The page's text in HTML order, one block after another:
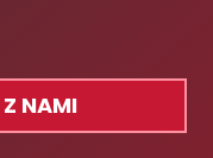
NAMI